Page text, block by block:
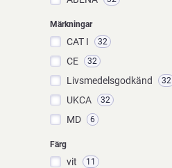
Märkningar
CAT I 32
CE 32
Livsmedelsgodkänd 32
UKCA 32
MD 6
Färg
vit 11